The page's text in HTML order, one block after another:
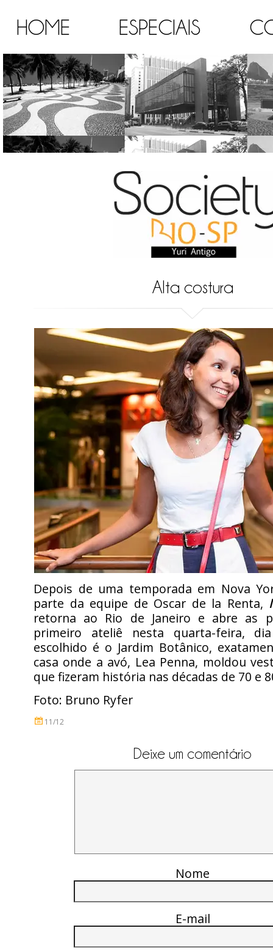
HOME ESPECIAIS
Alta costura
Depois de uma temporada em Nova
parte da equipe de Oscar de la Renta,
retorna ao Rio de Janeiro e abre as
primeiro ateliê nesta quarta-feira,
escolhido é o Jardim Botânico,
casa onde a avó, Lea Penna, moldou
que fizeram história nas décadas de 70 e
Foto: Bruno Ryfer
11/12
Deixe um comentário
Nome
E-mail